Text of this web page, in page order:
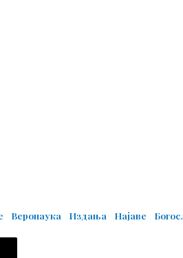
Веронаука Издања Најаве